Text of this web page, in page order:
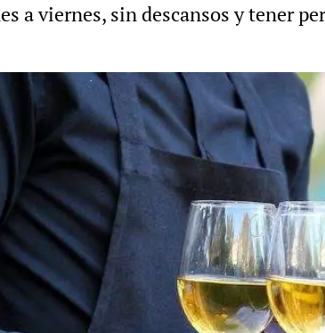
a viernes, sin descansos y tener